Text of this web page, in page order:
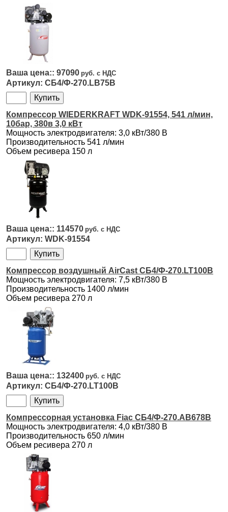
97090
СБ4/Ф-270.LB75В
Компрессор WIEDERKRAFT WDK-91554, 541 л/мин,
10бар, 380в 3,0 кВт
Мощность электродвигателя: 3,0 кВт/380 В
Производительность 541 л/мин
Объем ресивера 150 л
114570
WDK-91554
Компрессор воздушный AirCast СБ4/Ф-270.LT100В
Мощность электродвигателя: 7,5 кВт/380 В
Производительность 1400 л/мин
Объем ресивера 270 л
132400
СБ4/Ф-270.LT100В
Компрессорная установка Fiac СБ4/Ф-270.AB678B
Мощность электродвигателя: 4,0 кВт/380 В
Производительность 650 л/мин
Объем ресивера 270 л